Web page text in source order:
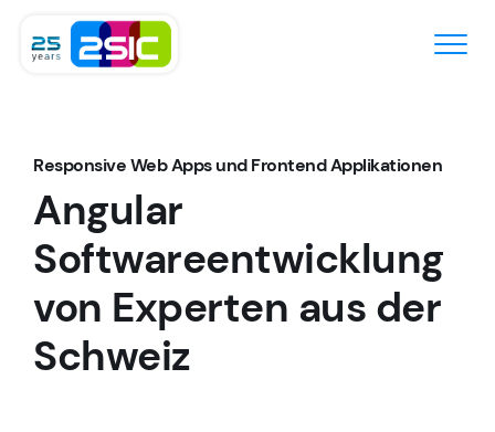
Responsive Web Apps und Frontend Applikationen
Angular
Softwareentwicklung
von Experten aus der
Schweiz